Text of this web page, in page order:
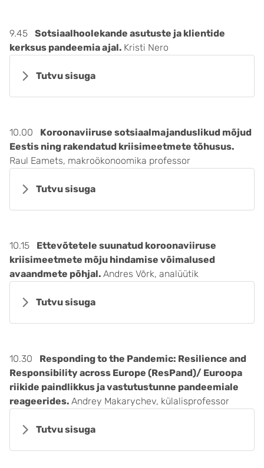
9.45 Sotsiaalhoolekande asutuste ja klientide
kerksus pandeemia ajal. Kristi Nero
Tutvu sisuga
10.00 Koroonaviiruse sotsiaalmajanduslikud mõjud
Eestis ning rakendatud kriisimeetmete tõhusus.
Raul Eamets, makroökonoomika professor
Tutvu sisuga
10.15 Ettevõtetele suunatud koroonaviiruse
kriisimeetmete mõju hindamise võimalused
avaandmete põhjal. Andres Võrk, analüütik
Tutvu sisuga
10.30 Responding to the Pandemic: Resilience and
Responsibility across Europe (ResPand)/ Euroopa
riikide paindlikkus ja vastutustunne pandeemiale
reageerides. Andrey Makarychev, külalisprofessor
Tutvu sisuga